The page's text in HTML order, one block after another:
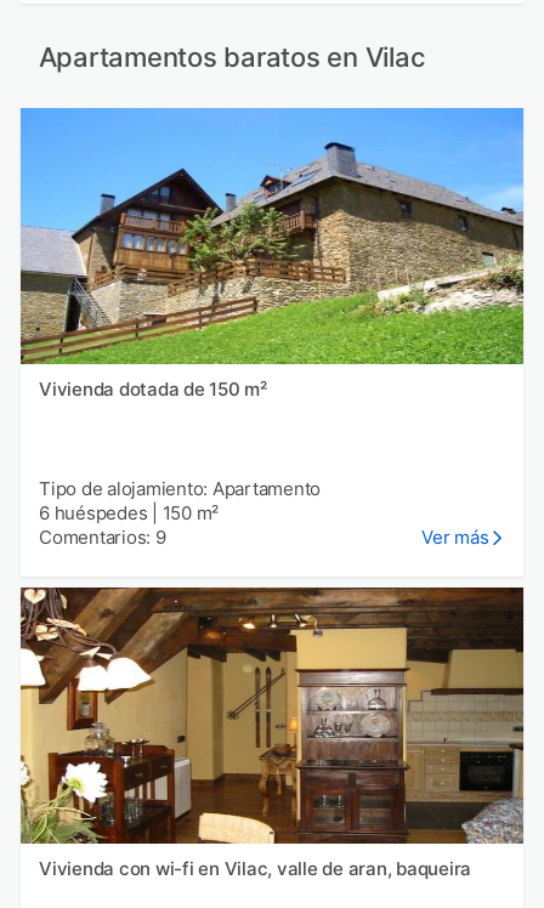
Apartamentos baratos en Vilac
Vivienda dotada de 150 m²
Tipo de alojamiento: Apartamento
6 huéspedes
150 m²
Comentarios: 9
Ver más
Vivienda con wi-fi en Vilac, valle de aran, baqueira